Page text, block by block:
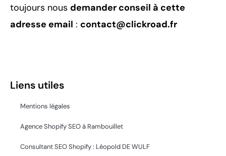
toujours nous demander conseil à cette
adresse email : contact@clickroad.fr
Liens utiles
Mentions légales
Agence Shopify SEO à Rambouillet
Consultant SEO Shopify : Léopold DE WULF